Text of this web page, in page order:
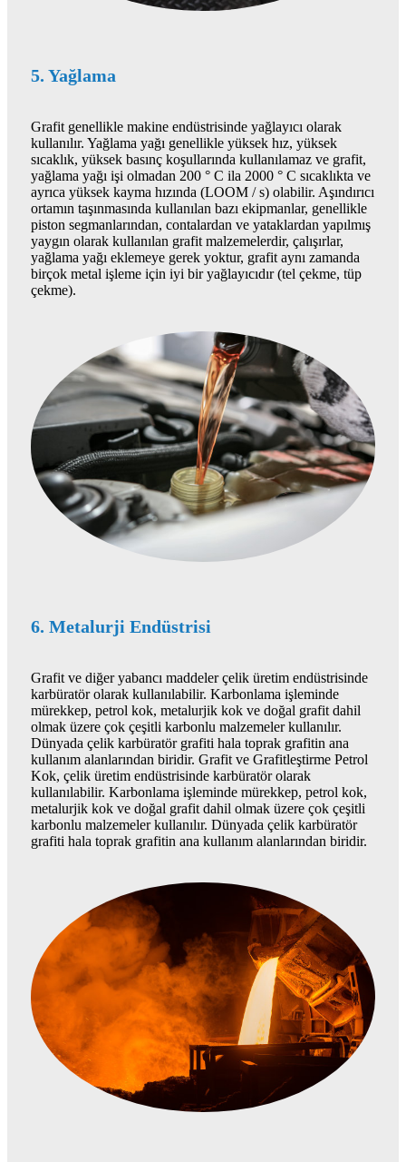
5. Yağlama
Grafit genellikle makine endüstrisinde yağlayıcı olarak
kullanılır. Yağlama yağı genellikle yüksek hız, yüksek
sıcaklık, yüksek basınç koşullarında kullanılamaz ve grafit,
yağlama yağı işi olmadan 200 ° C ila 2000 ° C sıcaklıkta ve
ayrıca yüksek kayma hızında (LOOM / s) olabilir. Aşındırıcı
ortamın taşınmasında kullanılan bazı ekipmanlar, genellikle
piston segmanlarından, contalardan ve yataklardan yapılmış
yaygın olarak kullanılan grafit malzemelerdir, çalışırlar,
yağlama yağı eklemeye gerek yoktur, grafit aynı zamanda
birçok metal işleme için iyi bir yağlayıcıdır (tel çekme, tüp
çekme).
6. Metalurji Endüstrisi
Grafit ve diğer yabancı maddeler çelik üretim endüstrisinde
karbüratör olarak kullanılabilir. Karbonlama işleminde
mürekkep, petrol kok, metalurjik kok ve doğal grafit dahil
olmak üzere çok çeşitli karbonlu malzemeler kullanılır.
Dünyada çelik karbüratör grafiti hala toprak grafitin ana
kullanım alanlarından biridir. Grafit ve Grafitleştirme Petrol
Kok, çelik üretim endüstrisinde karbüratör olarak
kullanılabilir. Karbonlama işleminde mürekkep, petrol kok,
metalurjik kok ve doğal grafit dahil olmak üzere çok çeşitli
karbonlu malzemeler kullanılır. Dünyada çelik karbüratör
grafiti hala toprak grafitin ana kullanım alanlarından biridir.